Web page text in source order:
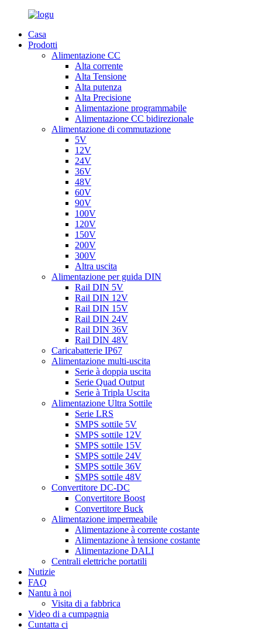
Casa
Prodotti
Alimentazione CC
Alta corrente
Alta Tensione
Alta putenza
Alta Precisione
Alimentazione programmabile
Alimentazione CC bidirezionale
Alimentazione di commutazione
5V
12V
24V
36V
48V
60V
90V
100V
120V
150V
200V
300V
Altra uscita
Alimentazione per guida DIN
Rail DIN 5V
Rail DIN 12V
Rail DIN 15V
Rail DIN 24V
Rail DIN 36V
Rail DIN 48V
Caricabatterie IP67
Alimentazione multi-uscita
Serie à doppia uscita
Serie Quad Output
Serie à Tripla Uscita
Alimentazione Ultra Sottile
Serie LRS
SMPS sottile 5V
SMPS sottile 12V
SMPS sottile 15V
SMPS sottile 24V
SMPS sottile 36V
SMPS sottile 48V
Convertitore DC-DC
Convertitore Boost
Convertitore Buck
Alimentazione impermeabile
Alimentazione à corrente costante
Alimentazione à tensione costante
Alimentazione DALI
Centrali elettriche portatili
Nutizie
FAQ
Nantu à noi
Visita di a fabbrica
Video di a cumpagnia
Cuntatta ci